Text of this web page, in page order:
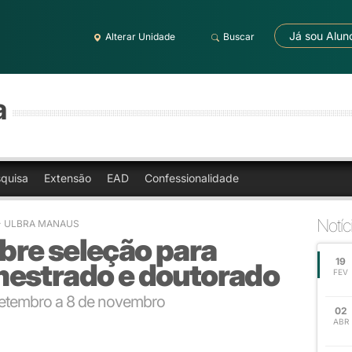
Alterar Unidade Buscar Já sou
Extensão EAD Confessionalidade
ULBRA MANAUS
seleção para
e doutorado
a 8 de novembro
19
FEV
02
ABR